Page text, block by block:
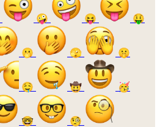
🤪 😝 🤑
🫢 🫣 🤫
🤤 🤠 🥳
🤓 🧐